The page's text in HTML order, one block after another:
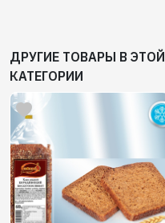
ДРУГИЕ ТОВАРЫ В ЭТОЙ
КАТЕГОРИИ